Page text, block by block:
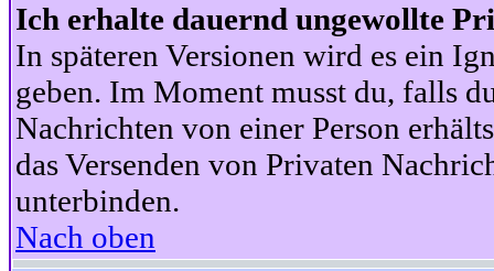
Ich erhalte dauernd ungewollte
In späteren Versionen wird es ein
geben. Im Moment musst du, falls
Nachrichten von einer Person
das Versenden von Privaten
unterbinden.
Nach oben